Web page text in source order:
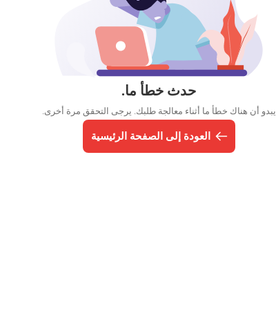
حدث خطأ ما.
يبدو أن هناك خطأ ما أثناء معالجة طلبك. يرجى التحقق مرة أخرى.
العودة إلى الصفحة الرئيسية